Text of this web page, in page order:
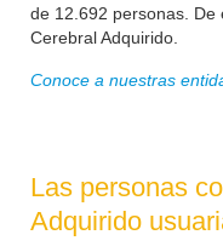
de 12.692 personas. De
Cerebral Adquirido.
Conoce a nuestras
Las personas
Adquirido